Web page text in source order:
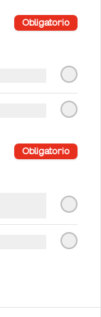
Obligatorio
Obligatorio